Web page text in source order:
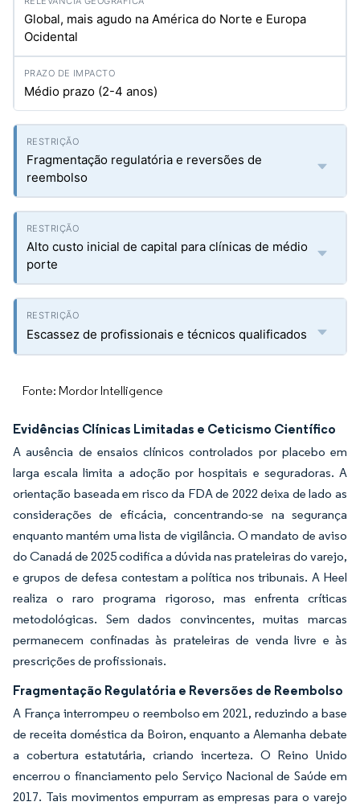
Global, mais agudo na América do Norte e Europa
Ocidental
Médio prazo (2-4 anos)
Fragmentação regulatória e reversões de
reembolso
Alto custo inicial de capital para clínicas de médio
porte
Escassez de profissionais e técnicos qualificados
Fonte: Mordor Intelligence
Evidências Clínicas Limitadas e Ceticismo Científico
A ausência de ensaios clínicos controlados por placebo em
larga escala limita a adoção por hospitais e seguradoras. A
orientação baseada em risco da FDA de 2022 deixa de lado as
considerações de eficácia, concentrando-se na segurança
enquanto mantém uma lista de vigilância. O mandato de aviso
do Canadá de 2025 codifica a dúvida nas prateleiras do varejo,
e grupos de defesa contestam a política nos tribunais. A Heel
realiza o raro programa rigoroso, mas enfrenta críticas
metodológicas. Sem dados convincentes, muitas marcas
permanecem confinadas às prateleiras de venda livre e às
prescrições de profissionais.
Fragmentação Regulatória e Reversões de Reembolso
A França interrompeu o reembolso em 2021, reduzindo a base
de receita doméstica da Boiron, enquanto a Alemanha debate
a cobertura estatutária, criando incerteza. O Reino Unido
encerrou o financiamento pelo Serviço Nacional de Saúde em
2017. Tais movimentos empurram as empresas para o varejo